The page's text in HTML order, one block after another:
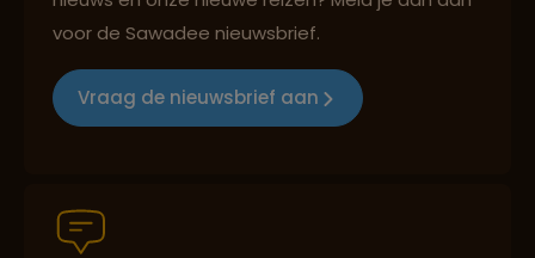
Marino Ballena
Lees meer over Playa Conchal
Groepsreizen mét indivuele vrijheid
Persoonlijk en deskundig reisadvies
voor de Sawadee nieuwsbrief.
Vraag de nieuwsbrief aan